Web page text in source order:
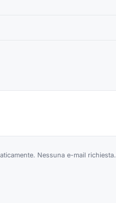
Nessuna e-mail richiesta.